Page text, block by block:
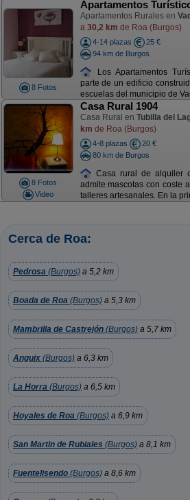
8 Fotos
Apartamentos
Apartamentos Rurales en
a 30,2 km de Roa (Burgos)
4-14 plazas
25 €
94 km de Burgos
Los Apartamentos
parte de un edificio
escuelas del municipio de
8 Fotos
Video
Casa Rural 1904
Casa Rural en Tubilla del
km de Roa (Burgos)
4-8 plazas
20 €
80 km de Burgos
Casa rural de alquiler
admite mascotas con coste
talleres artesanales. En la
Cerca de Roa:
Pedrosa (Burgos) a 5,2 km
Boada de Roa (Burgos) a 5,3 km
Mambrilla de Castrejón (Burgos) a 5,7 km
Anguix (Burgos) a 6,3 km
La Horra (Burgos) a 6,5 km
Hoyales de Roa (Burgos) a 6,9 km
San Martin de Rubiales (Burgos) a 8,1 km
Fuentelisendo (Burgos) a 8,6 km